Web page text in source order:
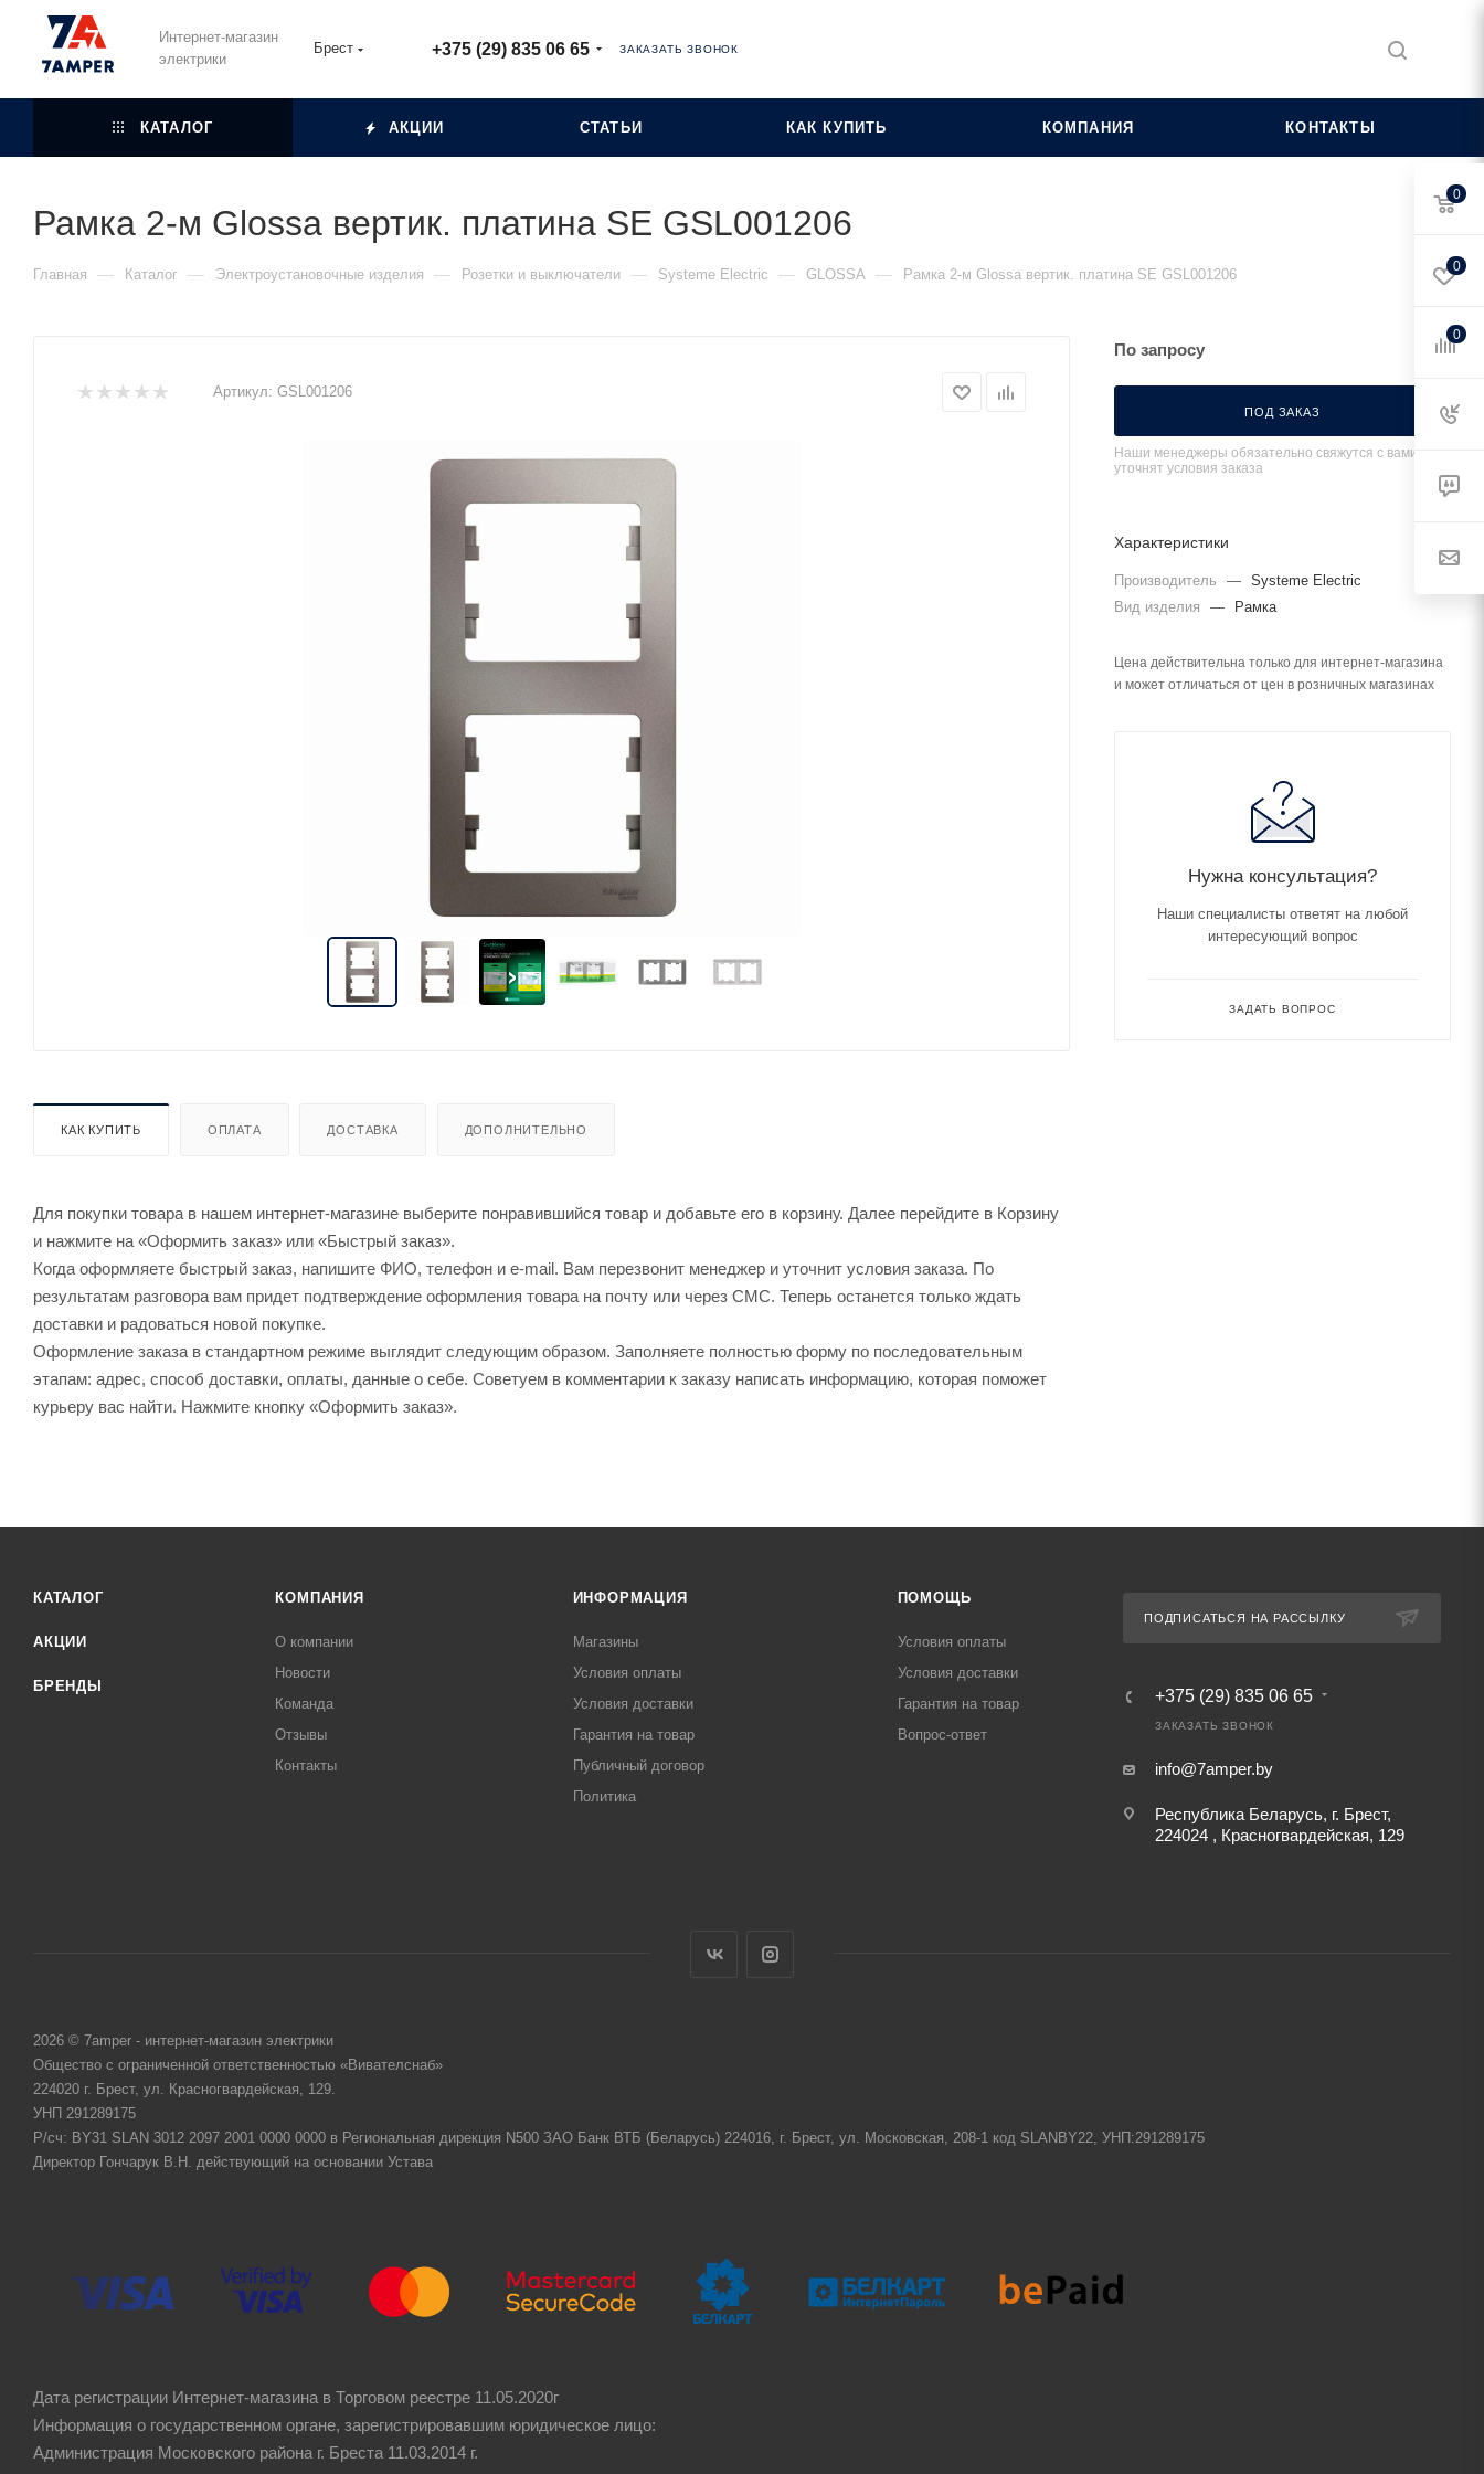
Интернет-магазин
электрики
Брест +375 (29) 835 06 65 ЗАКАЗАТЬ ЗВОНОК
КАТАЛОГ АКЦИИ СТАТЬИ КАК КУПИТЬ КОМПАНИЯ КОНТАКТЫ
Рамка 2-м Glossa вертик. платина SE GSL001206
Главная — Каталог — Электроустановочные изделия — Розетки и выключатели — Systeme Electric — GLOSSA — Рамка 2-м Glossa вертик. платина SE GSL001206
Артикул: GSL001206
КАК КУПИТЬ ОПЛАТА ДОСТАВКА ДОПОЛНИТЕЛЬНО
Для покупки товара в нашем интернет-магазине выберите понравившийся товар и добавьте его в корзину. Далее перейдите в Корзину
и нажмите на «Оформить заказ» или «Быстрый заказ».
Когда оформляете быстрый заказ, напишите ФИО, телефон и e-mail. Вам перезвонит менеджер и уточнит условия заказа. По
результатам разговора вам придет подтверждение оформления товара на почту или через СМС. Теперь останется только ждать
доставки и радоваться новой покупке.
Оформление заказа в стандартном режиме выглядит следующим образом. Заполняете полностью форму по последовательным
этапам: адрес, способ доставки, оплаты, данные о себе. Советуем в комментарии к заказу написать информацию, которая поможет
курьеру вас найти. Нажмите кнопку «Оформить заказ».
По запросу
ПОД ЗАКАЗ
Наши менеджеры обязательно свяжутся с вами и
уточнят условия заказа
Характеристики
Производитель — Systeme Electric
Вид изделия
— Рамка
Цена действительна только для интернет-магазина
и может отличаться от цен в розничных магазинах
Нужна консультация?
Наши специалисты ответят на любой
интересующий вопрос
ЗАДАТЬ ВОПРОС
КАТАЛОГ
АКЦИИ
БРЕНДЫ
КОМПАНИЯ
О компании
Новости
Команда
Отзывы
Контакты
ИНФОРМАЦИЯ
Магазины
Условия оплаты
Условия доставки
Гарантия на товар
Публичный договор
Политика
ПОМОЩЬ
Условия оплаты
Условия доставки
Гарантия на товар
Вопрос-ответ
ПОДПИСАТЬСЯ НА РАССЫЛКУ
+375 (29) 835 06 65
ЗАКАЗАТЬ ЗВОНОК
info@7amper.by
Республика Беларусь, г. Брест,
224024 , Красногвардейская, 129
2026 © 7amper - интернет-магазин электрики
Общество с ограниченной ответственностью «Вивателснаб»
224020 г. Брест, ул. Красногвардейская, 129.
УНП 291289175
Р/сч: BY31 SLAN 3012 2097 2001 0000 0000 в Региональная дирекция N500 ЗАО Банк ВТБ (Беларусь) 224016, г. Брест, ул. Московская, 208-1 код SLANBY22, УНП:291289175
Директор Гончарук В.Н. действующий на основании Устава
Дата регистрации Интернет-магазина в Торговом реестре 11.05.2020г
Информация о государственном органе, зарегистрировавшим юридическое лицо:
Администрация Московского района г. Бреста 11.03.2014 г.
0
0
0